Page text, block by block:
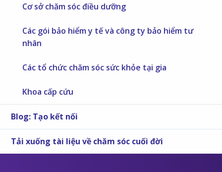
Cơ sở chăm sóc điều dưỡng
Các gói bảo hiểm y tế và công ty bảo hiểm tư
nhân
Các tổ chức chăm sóc sức khỏe tại gia
Khoa cấp cứu
Blog: Tạo kết nối
Tải xuống tài liệu về chăm sóc cuối đời